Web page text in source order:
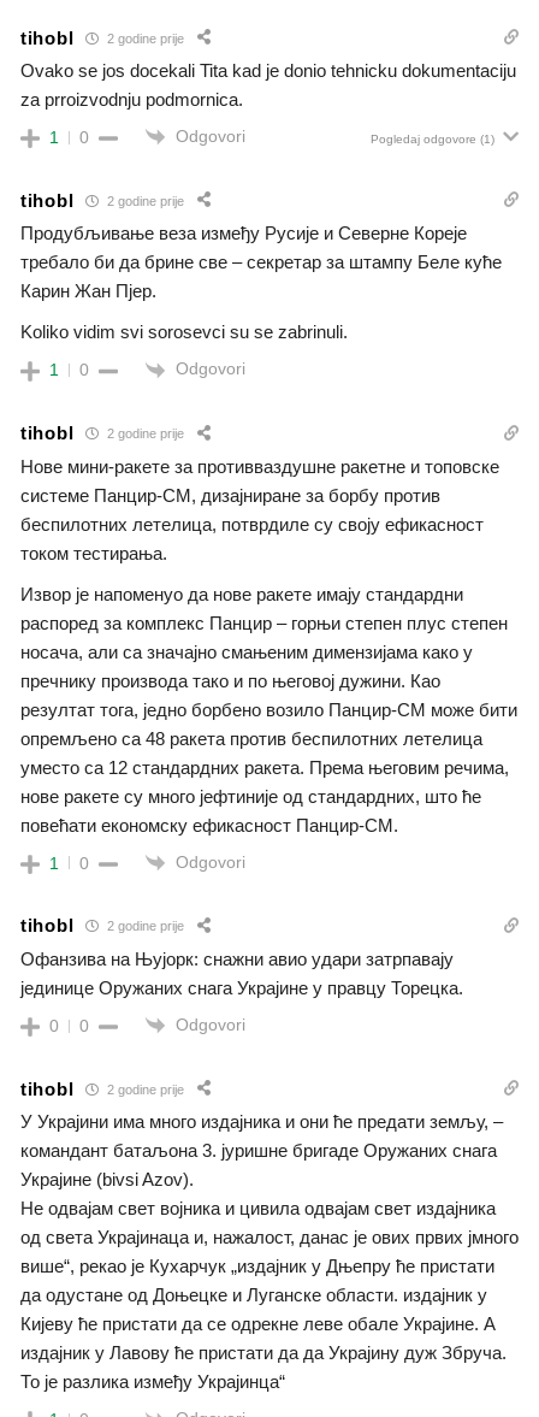
tihobl 2 godine prije
Ovako se jos docekali Tita kad je donio tehnicku dokumentaciju
za prroizvodnju podmornica.
1 0 Odgovori Pogledaj odgovore (1)
tihobl 2 godine prije
Продубљивање веза између Русије и Северне Кореје
требало би да брине све – секретар за штампу Беле куће
Карин Жан Пјер.
Koliko vidim svi sorosevci su se zabrinuli.
1 0 Odgovori
tihobl 2 godine prije
Нове мини-ракете за противваздушне ракетне и топовске
системе Панцир-СМ, дизајниране за борбу против
беспилотних летелица, потврдиле су своју ефикасност
током тестирања.
Извор је напоменуо да нове ракете имају стандардни
распоред за комплекс Панцир – горњи степен плус степен
носача, али са значајно смањеним димензијама како у
пречнику производа тако и по његовој дужини. Као
резултат тога, једно борбено возило Панцир-СМ може бити
опремљено са 48 ракета против беспилотних летелица
уместо са 12 стандардних ракета. Према његовим речима,
нове ракете су много јефтиније од стандардних, што ће
повећати економску ефикасност Панцир-СМ.
1 0 Odgovori
tihobl 2 godine prije
Офанзива на Њујорк: снажни авио удари затрпавају
јединице Оружаних снага Украјине у правцу Торецка.
0 0 Odgovori
tihobl 2 godine prije
У Украјини има много издајника и они ће предати земљу, –
командант батаљона 3. јуришне бригаде Оружаних снага
Украјине (bivsi Azov).
Не одвајам свет војника и цивила одвајам свет издајника
од света Украјинаца и, нажалост, данас је ових првих јмного
више“, рекао је Кухарчук „издајник у Дњепру ће пристати
да одустане од Доњецке и Луганске области. издајник у
Кијеву ће пристати да се одрекне леве обале Украјине. А
издајник у Лавову ће пристати да да Украјину дуж Збруча.
То је разлика између Украјинца“